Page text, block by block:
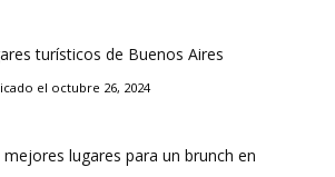
turísticos de Buenos Aires
el octubre 26, 2024
mejores lugares para un brunch en